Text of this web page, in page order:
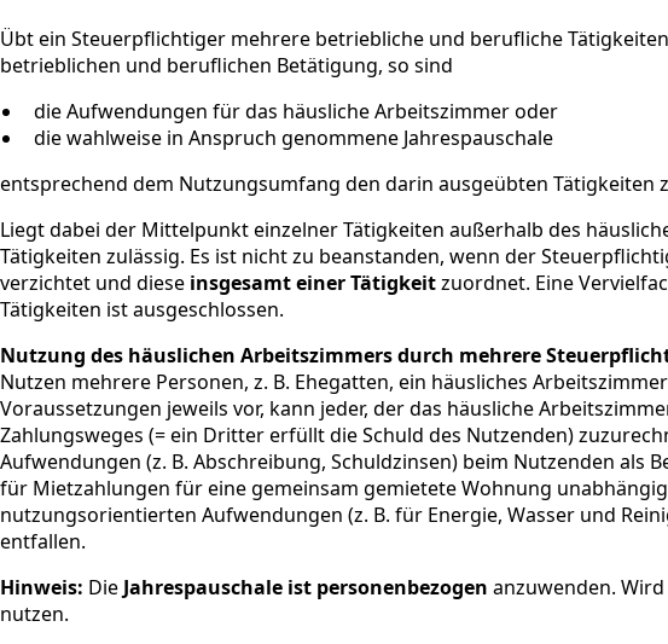
Übt ein Steuerpflichtiger mehrere betriebliche und berufliche
betrieblichen und beruflichen Betätigung, so sind
die Aufwendungen für das häusliche Arbeitszimmer oder
die wahlweise in Anspruch genommene Jahrespauschale
entsprechend dem Nutzungsumfang den darin ausgeübten Tätigkeiten
Liegt dabei der Mittelpunkt einzelner Tätigkeiten außerhalb des
Tätigkeiten zulässig. Es ist nicht zu beanstanden, wenn der
verzichtet und diese insgesamt einer Tätigkeitzuordnet. Eine
Tätigkeiten ist ausgeschlossen.
Nutzung des häuslichen Arbeitszimmers durch mehrere
Nutzen mehrere Personen, z. B. Ehegatten, ein häusliches
Voraussetzungen jeweils vor, kann jeder, der das häusliche
Zahlungsweges (= ein Dritter erfüllt die Schuld des Nutzenden)
Aufwendungen (z. B. Abschreibung, Schuldzinsen) beim Nutzenden
für Mietzahlungen für eine gemeinsam gemietete Wohnung
nutzungsorientierten Aufwendungen (z. B. für Energie, Wasser und
entfallen.
Hinweis: Die Jahrespauschale ist personenbezogen anzuwenden.
nutzen.